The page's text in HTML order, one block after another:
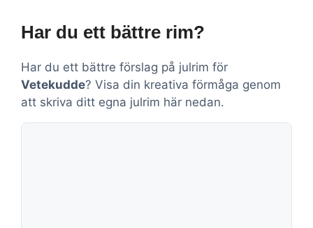
Har du ett bättre rim?
Har du ett bättre förslag på julrim för
Vetekudde? Visa din kreativa förmåga genom
att skriva ditt egna julrim här nedan.
Kommentar